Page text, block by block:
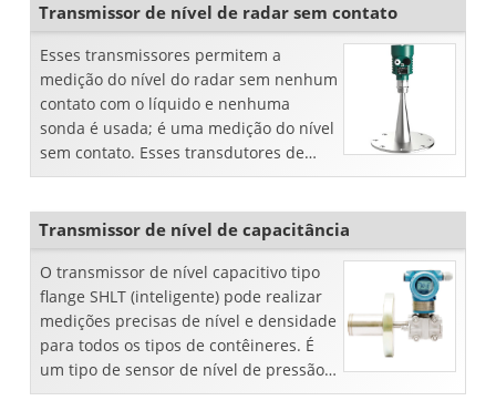
Transmissor de nível de radar sem contato
Esses transmissores permitem a
medição do nível do radar sem nenhum
contato com o líquido e nenhuma
sonda é usada; é uma medição do nível
sem contato. Esses transdutores de
nível trabalham em dois princípios
Transmissor de nível de capacitância
O transmissor de nível capacitivo tipo
flange SHLT (inteligente) pode realizar
medições precisas de nível e densidade
para todos os tipos de contêineres. É
um tipo de sensor de nível de pressão.
Flange ...